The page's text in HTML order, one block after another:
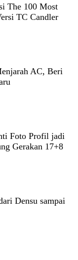
The 100 Most
TC Candler
AC, Beri
Foto Profil jadi
Gerakan 17+8
Densu sampai